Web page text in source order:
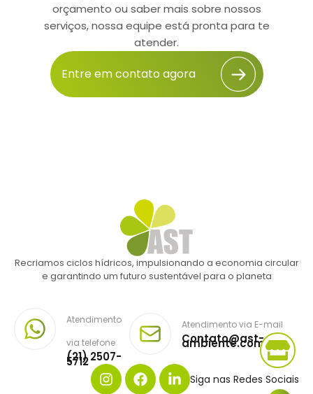
orçamento ou saber mais sobre nossos
serviços, nossa equipe está pronta para te
atender.
Entre em contato agora
Recriamos ciclos hídricos, impulsionando a economia circular
e garantindo um futuro sustentável para o planeta
Atendimento
via telefone
(21) 2507-
5712
Atendimento via E-mail
Contato@ast-
ambiente.com.br
Siga nas Redes Sociais